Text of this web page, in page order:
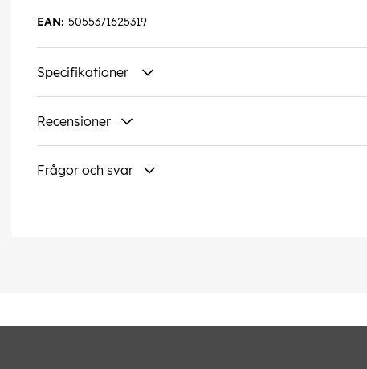
5055371625319
EAN:
Specifikationer
Recensioner
Frågor och svar